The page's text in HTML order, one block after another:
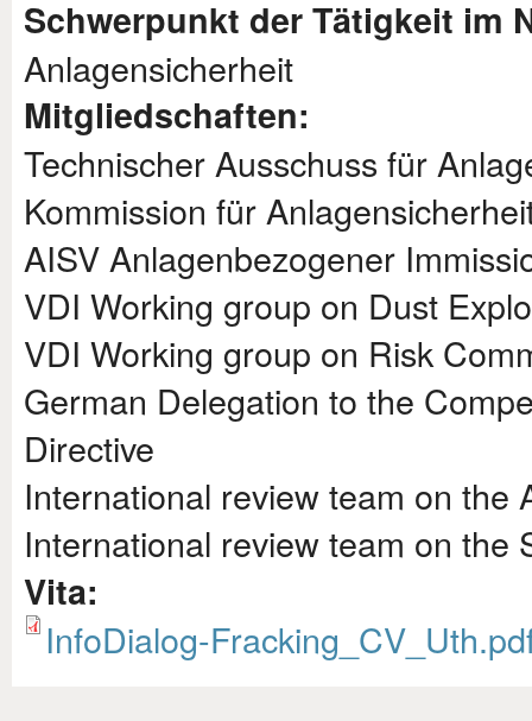
Schwerpunkt der Tätigkeit im
Anlagensicherheit
Mitgliedschaften:
Technischer Ausschuss für
Kommission für
AISV Anlagenbezogener
VDI Working group on Dust
VDI Working group on Risk
German Delegation to the
Directive
International review team on the
International review team on the
Vita:
InfoDialog-